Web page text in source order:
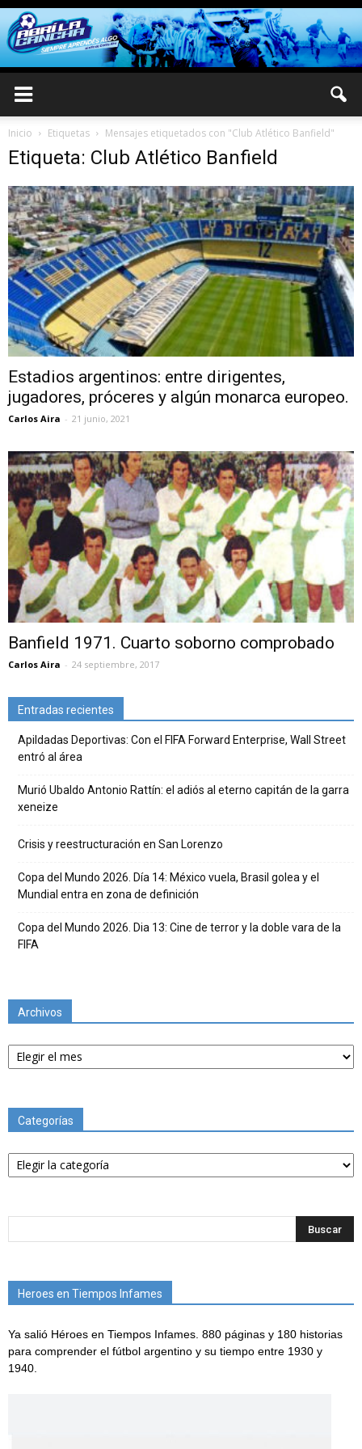
Inicio Etiquetas Mensajes etiquetados con "Club Atlético Banfield"
Etiqueta: Club Atlético Banfield
Estadios argentinos: entre dirigentes,
jugadores, próceres y algún monarca europeo.
Carlos Aira - 21 junio, 2021
Banfield 1971. Cuarto soborno comprobado
Carlos Aira - 24 septiembre, 2017
Entradas recientes
Apildadas Deportivas: Con el FIFA Forward Enterprise, Wall Street
entró al área
Murió Ubaldo Antonio Rattín: el adiós al eterno capitán de la garra
xeneize
Crisis y reestructuración en San Lorenzo
Copa del Mundo 2026. Día 14: México vuela, Brasil golea y el
Mundial entra en zona de definición
Copa del Mundo 2026. Dia 13: Cine de terror y la doble vara de la
FIFA
Archivos
Archivos
Categorías
Categorías
Heroes en Tiempos Infames
Ya salió Héroes en Tiempos Infames. 880 páginas y 180 historias
para comprender el fútbol argentino y su tiempo entre 1930 y
1940.